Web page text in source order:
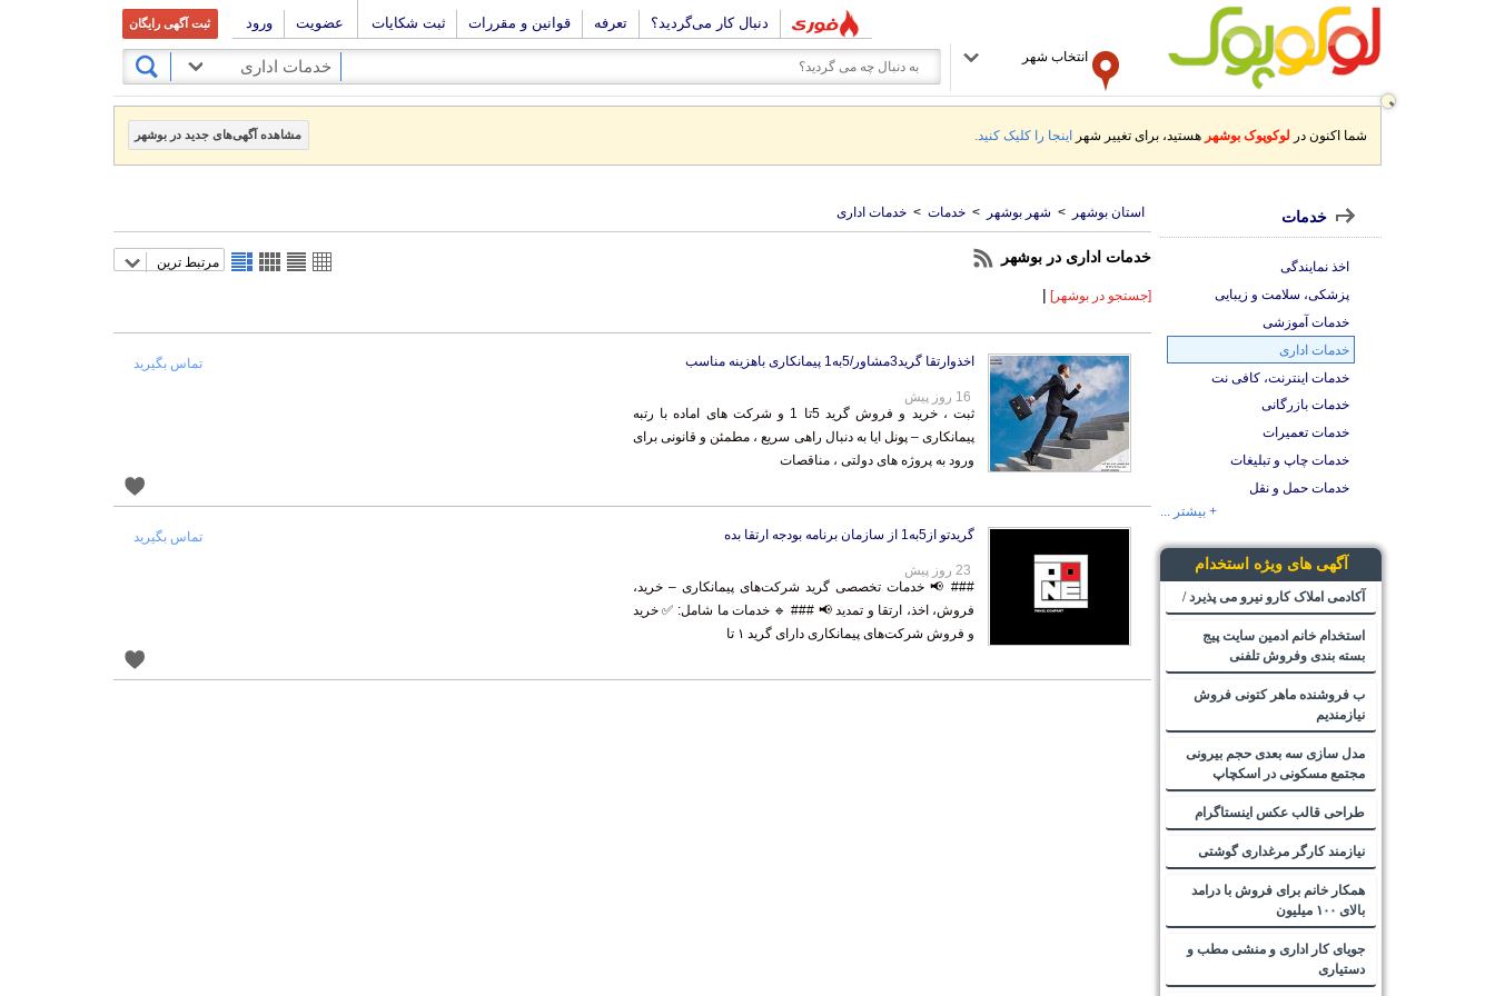
دنبال کار می‌گردید؟ تعرفه قوانین و مقررات ثبت شکایات عضویت ورود ثبت آگهی رایگان
انتخاب شهر
خدمات اداری
شما اکنون در لوکوپوک بوشهر هستید، برای تغییر شهر اینجا را کلیک کنید. مشاهده آگهی‌های جدید در بوشهر
استان بوشهر > شهر بوشهر > خدمات > خدمات اداری
خدمات اداری در بوشهر مرتبط ترین
[جستجو در بوشهر] |
اخذوارتقا گرید3مشاور/5به1 پیمانکاری باهزینه مناسب
ثبت ، خرید و فروش گرید 5تا 1 و شرکت های اماده با رتبه
پیمانکاری – پونل ایا به دنبال راهی سریع ، مطمئن و قانونی برای
ورود به پروژه های دولتی ، مناقصات
16 روز پیش
تماس بگیرید
گریدتو از5به1 از سازمان برنامه بودجه ارتقا بده
### 📢 خدمات تخصصی گرید شرکت‌های پیمانکاری – خرید،
فروش، اخذ، ارتقا و تمدید 📢 ### 🔹 خدمات ما شامل: ✅ خرید
و فروش شرکت‌های پیمانکاری دارای گرید ۱ تا
23 روز پیش
تماس بگیرید
خدمات
اخذ نمایندگی
پزشکی، سلامت و زیبایی
خدمات آموزشی
خدمات اداری
خدمات اینترنت، کافی نت
خدمات بازرگانی
خدمات تعمیرات
خدمات چاپ و تبلیغات
خدمات حمل و نقل
+ بیشتر ...
آگهی های ویژه استخدام
آکادمی املاک کارو نیرو می پذیرد /
استخدام خانم ادمین سایت پیج
بسته بندی وفروش تلفنی
ب فروشنده ماهر کتونی فروش
نیازمندیم
مدل سازی سه بعدی حجم بیرونی
مجتمع مسکونی در اسکچاپ
طراحی قالب عکس اینستاگرام
نیازمند کارگر مرغداری گوشتی
همکار خانم برای فروش با درامد
بالای ۱۰۰ میلیون
جویای کار اداری و منشی مطب و
دستیاری